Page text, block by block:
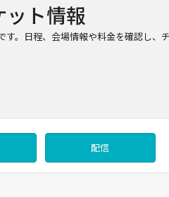
ト情報
。日程、会場情報や料金を確認し、
配信